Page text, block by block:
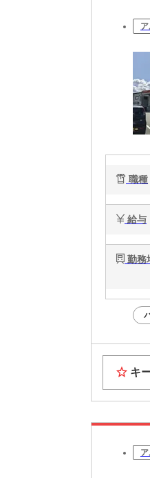
職種
給与
勤務
キ